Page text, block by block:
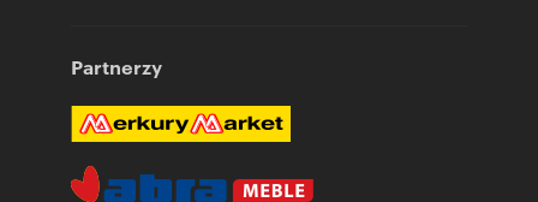
Partnerzy